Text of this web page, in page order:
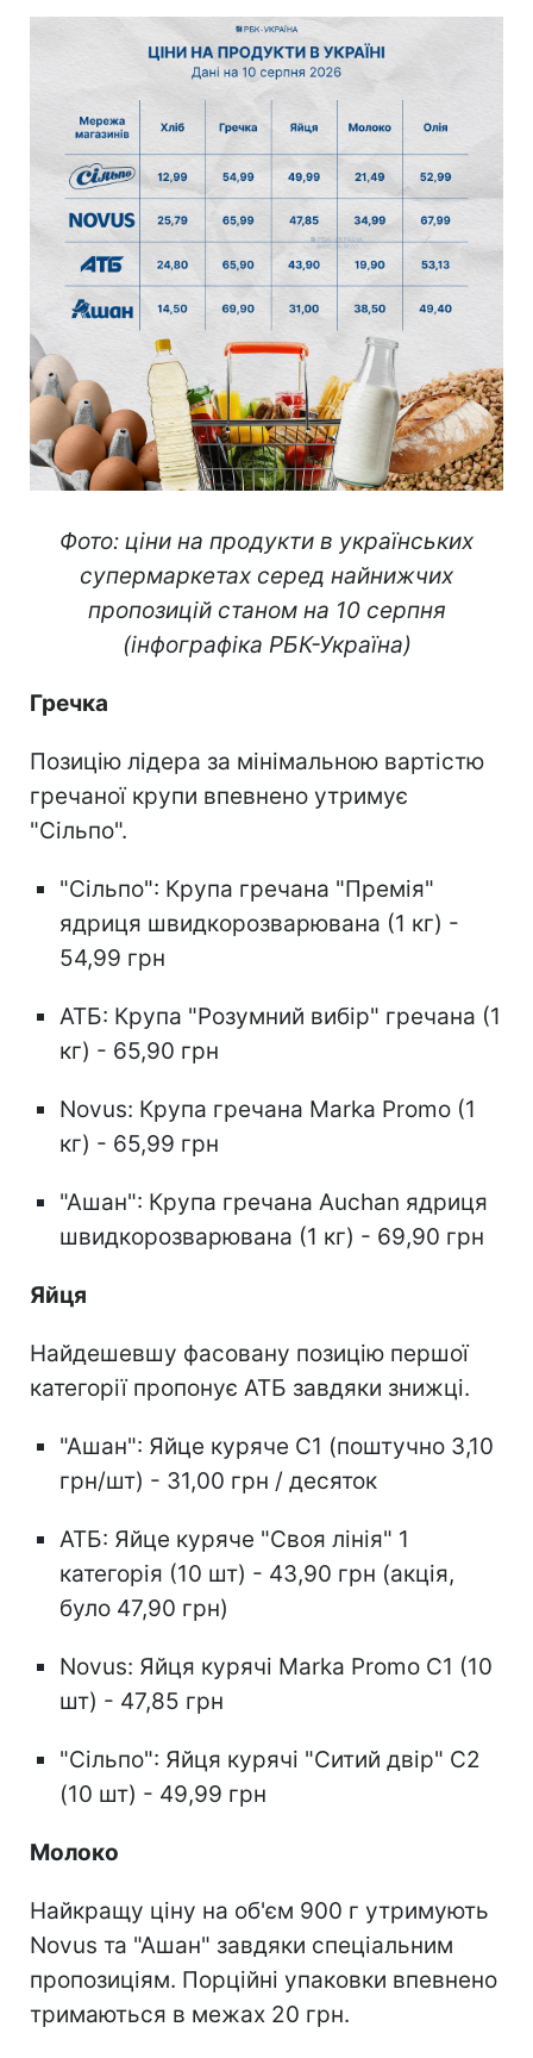
Фото: ціни на продукти в українських
супермаркетах серед найнижчих
пропозицій станом на 10 серпня
(інфографіка РБК-Україна)
Гречка
Позицію лідера за мінімальною вартістю
гречаної крупи впевнено утримує
"Сільпо".
"Сільпо": Крупа гречана "Премія"
ядриця швидкорозварювана (1 кг) -
54,99 грн
АТБ: Крупа "Розумний вибір" гречана (1
кг) - 65,90 грн
Novus: Крупа гречана Marka Promo (1
кг) - 65,99 грн
"Ашан": Крупа гречана Auchan ядриця
швидкорозварювана (1 кг) - 69,90 грн
Яйця
Найдешевшу фасовану позицію першої
категорії пропонує АТБ завдяки знижці.
"Ашан": Яйце куряче С1 (поштучно 3,10
грн/шт) - 31,00 грн / десяток
АТБ: Яйце куряче "Своя лінія" 1
категорія (10 шт) - 43,90 грн (акція,
було 47,90 грн)
Novus: Яйця курячі Marka Promo С1 (10
шт) - 47,85 грн
"Сільпо": Яйця курячі "Ситий двір" С2
(10 шт) - 49,99 грн
Молоко
Найкращу ціну на об'єм 900 г утримують
Novus та "Ашан" завдяки спеціальним
пропозиціям. Порційні упаковки впевнено
тримаються в межах 20 грн.